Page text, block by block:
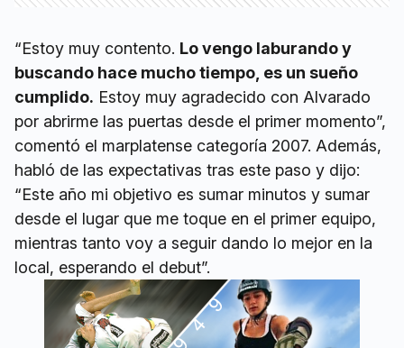
“Estoy muy contento. Lo vengo laburando y
buscando hace mucho tiempo, es un sueño
cumplido. Estoy muy agradecido con Alvarado
por abrirme las puertas desde el primer momento”,
comentó el marplatense categoría 2007. Además,
habló de las expectativas tras este paso y dijo:
“Este año mi objetivo es sumar minutos y sumar
desde el lugar que me toque en el primer equipo,
mientras tanto voy a seguir dando lo mejor en la
local, esperando el debut”.